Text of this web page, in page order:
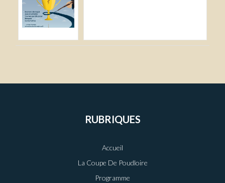
RUBRIQUES
Accueil
La Coupe De Poudloire
Programme